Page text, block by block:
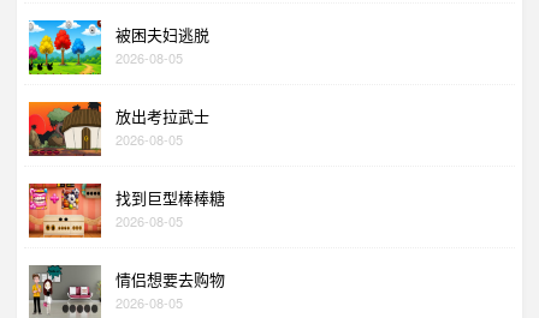
被困夫妇逃脱
2026-08-05
放出考拉武士
2026-08-05
找到巨型棒棒糖
2026-08-05
情侣想要去购物
2026-08-05